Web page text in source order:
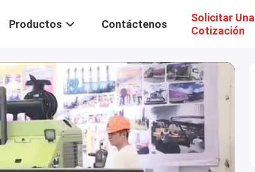
Productos Contáctenos
Solicitar Una
Cotización